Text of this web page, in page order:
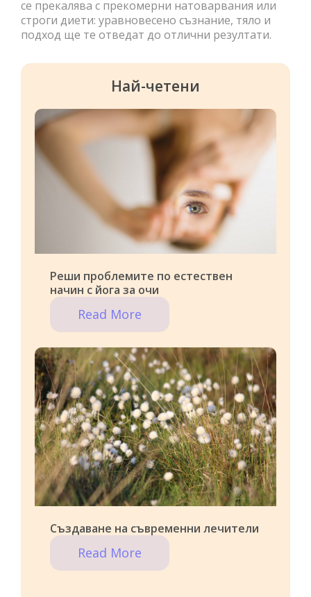
се прекалява с прекомерни натоварвания или
строги диети: уравновесено съзнание, тяло и
подход ще те отведат до отлични резултати.
Най-четени
Реши проблемите по естествен
начин с йога за очи
Read More
Създаване на съвременни лечители
Read More